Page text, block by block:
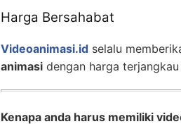
Harga Bersahabat
Videoanimasi.id selalu
animasi dengan harga
Kenapa anda harus memiliki